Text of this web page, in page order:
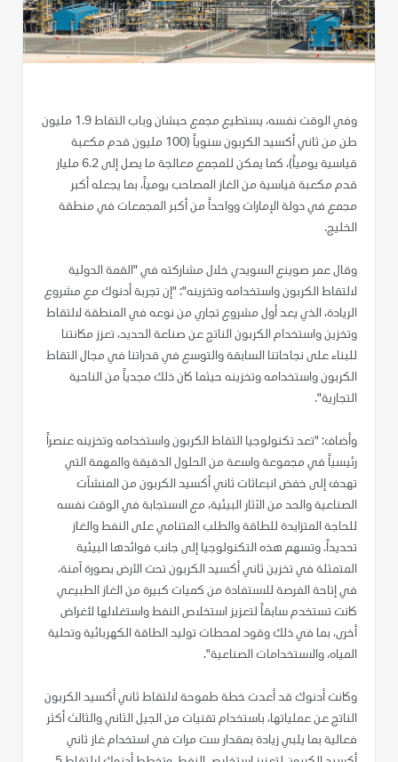
وفي الوقت نفسه، يستطيع مجمع حبشان وباب التقاط 1.9 مليون
طن من ثاني أكسيد الكربون سنوياً (100 مليون قدم مكعبة
قياسية يومياً)، كما يمكن للمجمع معالجة ما يصل إلى 6.2 مليار
قدم مكعبة قياسية من الغاز المصاحب يومياً، بما يجعله أكبر
مجمع في دولة الإمارات وواحداً من أكبر المجمعات في منطقة
الخليج.
وقال عمر صوينع السويدي خلال مشاركته في "القمة الدولية
لالتقاط الكربون واستخدامه وتخزينه": "إن تجربة أدنوك مع مشروع
الريادة، الذي يعد أول مشروع تجاري من نوعه في المنطقة لالتقاط
وتخزين واستخدام الكربون الناتج عن صناعة الحديد، تعزز مكانتنا
للبناء على نجاحاتنا السابقة والتوسع في قدراتنا في مجال التقاط
الكربون واستخدامه وتخزينه حيثما كان ذلك مجدياً من الناحية
التجارية".
وأضاف: "تعد تكنولوجيا التقاط الكربون واستخدامه وتخزينه عنصراً
رئيسياً في مجموعة واسعة من الحلول الدقيقة والمهمة التي
تهدف إلى خفض انبعاثات ثاني أكسيد الكربون من المنشآت
الصناعية والحد من الآثار البيئية، مع الاستجابة في الوقت نفسه
للحاجة المتزايدة للطاقة والطلب المتنامي على النفط والغاز
تحديداً. وتسهم هذه التكنولوجيا إلى جانب فوائدها البيئية
المتمثلة في تخزين ثاني أكسيد الكربون تحت الأرض بصورة آمنة،
في إتاحة الفرصة للاستفادة من كميات كبيرة من الغاز الطبيعي
كانت تستخدم سابقاً لتعزيز استخلاص النفط واستغلالها لأغراض
أخرى، بما في ذلك وقود لمحطات توليد الطاقة الكهربائية وتحلية
المياه، والاستخدامات الصناعية".
وكانت أدنوك قد أعدت خطة طموحة لالتقاط ثاني أكسيد الكربون
الناتج عن عملياتها، باستخدام تقنيات من الجيل الثاني والثالث أكثر
فعالية بما يلبي زيادة بمقدار ست مرات في استخدام غاز ثاني